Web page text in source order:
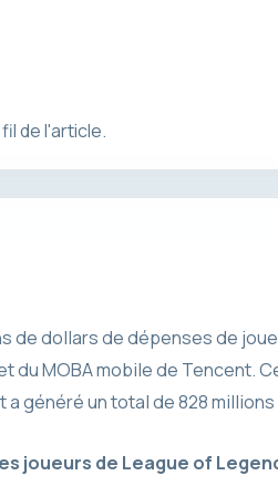
de l'article.
de dollars de dépenses de
MOBA mobile de Tencent.
généré un total de 828
joueurs de League of